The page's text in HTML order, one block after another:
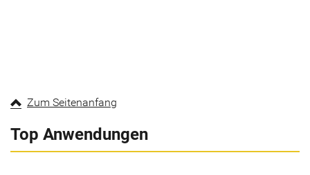
Zum Seitenanfang
Top Anwendungen